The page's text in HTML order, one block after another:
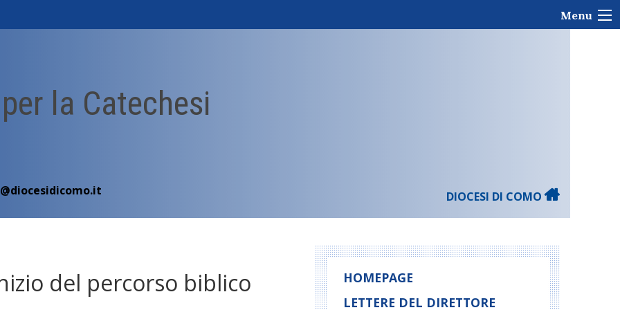
Menu
la Catechesi
DIOCESI DI COMO
Inizio del percorso biblico
HOMEPAGE
LETTERE DEL DIRETTORE